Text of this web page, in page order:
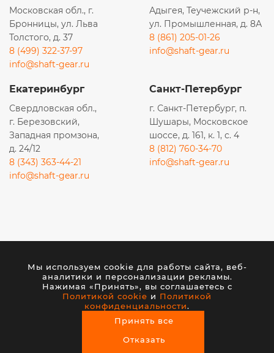
04.36.001
436001
85-23012-SX
8523012SX
AD206
K256811
GB-7101
GB7101
Z35101
01.36.031
136031
PRO1247012
Мы используем cookie для работы сайта, веб-
аналитики и персонализации рекламы.
Нажимая «Принять», вы соглашаетесь с
Политикой cookie и Политикой
конфиденциальности.
Принять все
Отказать
Московская обл., г.
Бронницы, ул. Льва
Толстого, д. 37
8 (499) 322-37-97
info@shaft-gear.ru
Адыгея, Теучежский р-н,
ул. Промышленная, д. 8А
8 (861) 205-01-26
info@shaft-gear.ru
Екатеринбург
Свердловская обл.,
г. Березовский,
Западная промзона,
д. 24/12
8 (343) 363-44-21
info@shaft-gear.ru
Санкт-Петербург
г. Санкт-Петербург, п.
Шушары, Московское
шоссе, д. 161, к. 1, с. 4
8 (812) 760-34-70
info@shaft-gear.ru
каких условиях не является публичной офертой,
определяемой положениями статьи 437 (2) ГК РФ.
© 2026 ООО «ШАФТ». Все права защищены.